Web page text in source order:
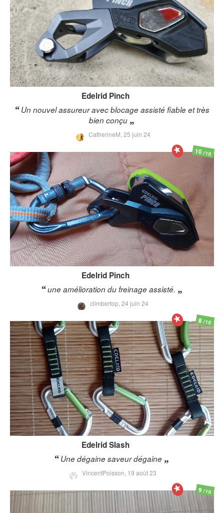
Edelrid Pinch
Un nouvel assureur avec blocage assisté fiable et très
bien conçu
CatherineM, 25 juin 24
Edelrid Pinch
une amélioration du freinage assisté.
climbertop, 24 juin 24
10/10
EdelridSlash
Une dégaine saveur dégaine
VincentPoisson, 19 août 23
8/10
9/10